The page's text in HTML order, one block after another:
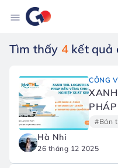
Tìm thấy 4 kết quả
CÔNG
#Bán
Hà Nhi
26 tháng 12 2025